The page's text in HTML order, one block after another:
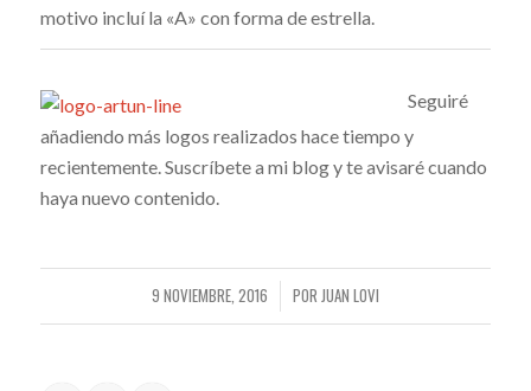
motivo incluí la «A» con forma de estrella.
Seguiré
añadiendo más logos realizados hace tiempo y
recientemente. Suscríbete a mi blog y te avisaré cuando
haya nuevo contenido.
9 NOVIEMBRE, 2016
/ POR JUAN LOVI